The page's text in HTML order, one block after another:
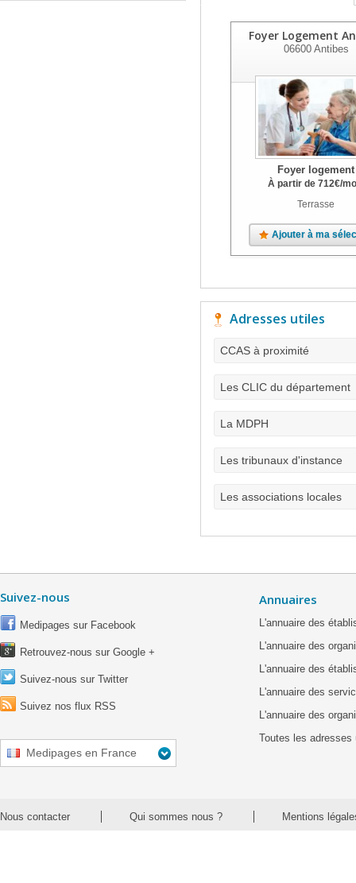
Foyer Logement
06600Antibes
Foyer logement
À partir de 712€/
Terrasse
Ajouter à ma
Adresses utiles
CCAS à proximité
Les CLIC du département
La MDPH
Les tribunaux d'instance
Les associations locales
Suivez-nous
Medipages sur Facebook
Retrouvez-nous sur Google +
Suivez-nous sur Twitter
Suivez nos flux RSS
Medipages en France
Annuaires
L'annuaire des
L'annuaire des
L'annuaire des
L'annuaire des
L'annuaire des
Toutes les adresses
Nous contacter Qui sommes nous ? Mentions